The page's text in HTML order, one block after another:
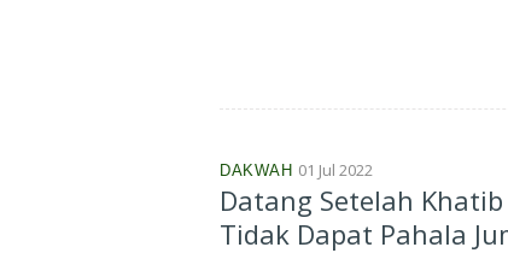
DAKWAH 01 Jul 2022
Datang Setelah
Tidak Dapat Pahala